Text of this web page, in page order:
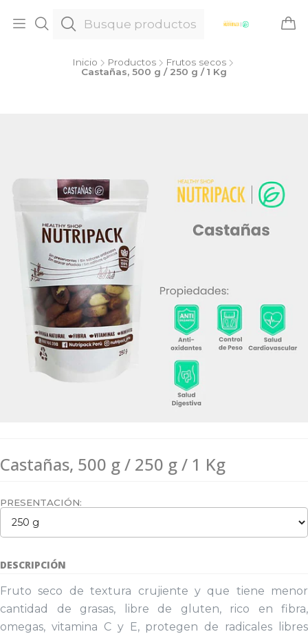
Inicio Productos
Frutos secos
Castañas, 500 g / 250 g / 1 Kg
Castañas, 500 g / 250 g / 1 Kg
PRESENTACIÓN:
DESCRIPCIÓN
Fruto seco de textura crujiente y que tiene menor
cantidad de grasas, libre de gluten, rico en fibra,
omegas, vitamina C y E, protegen de radicales libres